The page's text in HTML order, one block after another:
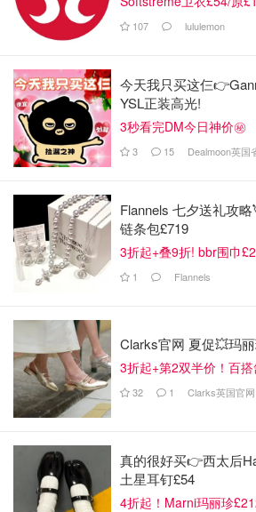
之后，大家记得在自己的邮箱里Verify
账户：
之后大家就可以登陆进入 ChatGPT 页
啦：
107 lululemon
今天我只买这仨
YSL正装高光!
3秒看完DM今日神价㊙️
3 15 Dealmoon英国
Flannels 七夕送礼攻
链条包£719
3折起+叠9折! bbr围巾
1 Flannels
Clarks官网 夏促💥玛
3折起+第2双半价！百搭
32 1 Clarks英国官网
真的很好买👉西太后
土星耳钉£54
4折起！Marni玛丽珍